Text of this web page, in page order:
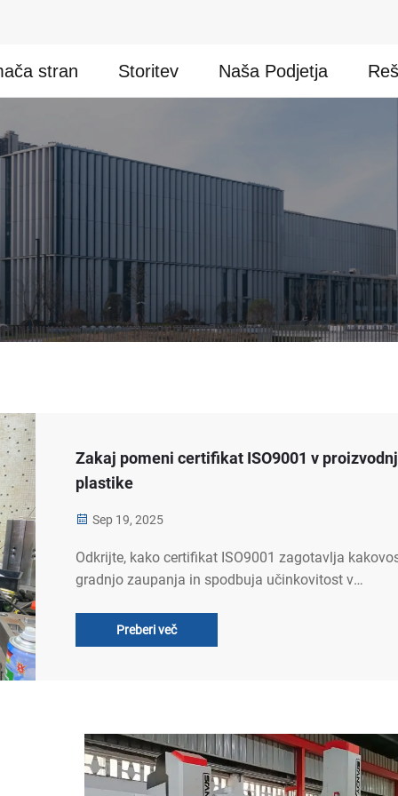
stran Storitev Naša Podjetja
Zakaj pomeni certifikat ISO9001 v
plastike
Sep 19, 2025
Odkrijte, kako certifikat ISO9001 zagotavlja
gradnjo zaupanja in spodbuja učinkovitost v
stranke in zanesljive partnerstva.
Preberi več